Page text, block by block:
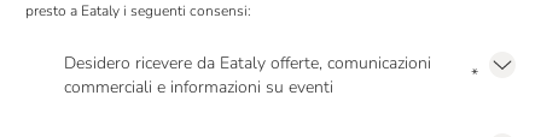
presto a Eataly i seguenti consensi:
Desidero ricevere da Eataly offerte, comunicazioni
commerciali e informazioni su eventi
*